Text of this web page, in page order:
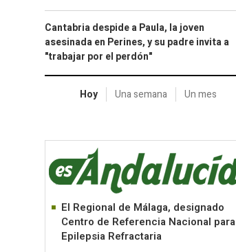
Cantabria despide a Paula, la joven
asesinada en Perines, y su padre invita a
"trabajar por el perdón"
Hoy Una semana Un mes
El Regional de Málaga, designado
Centro de Referencia Nacional para
Epilepsia Refractaria